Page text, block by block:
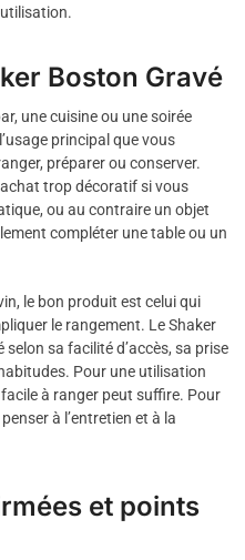
Boston Gravé
une cuisine ou une soirée
principal que vous
préparer ou conserver.
trop décoratif si vous
ou au contraire un objet
compléter une table ou un
le bon produit est celui qui
le rangement. Le Shaker
sa facilité d’accès, sa prise
Pour une utilisation
à ranger peut suffire. Pour
à l’entretien et à la
et points